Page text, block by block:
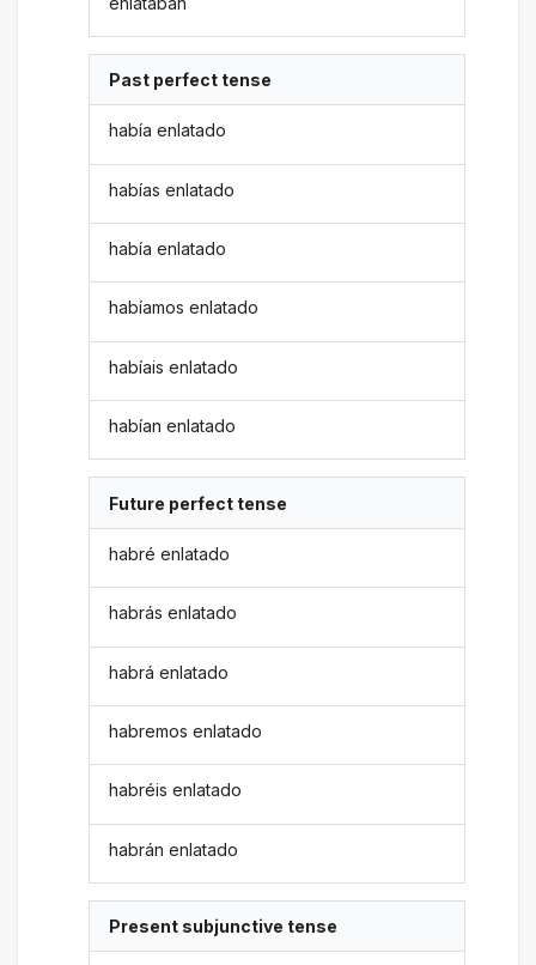
Past perfect tense
había enlatado
habías enlatado
había enlatado
habíamos enlatado
habíais enlatado
habían enlatado
Future perfect tense
habré enlatado
habrás enlatado
habrá enlatado
habremos enlatado
habréis enlatado
habrán enlatado
Present subjunctive tense